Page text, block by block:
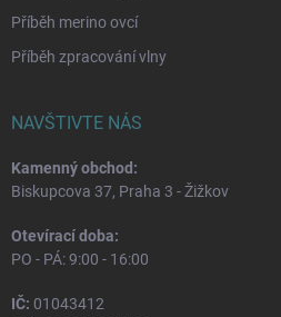
Příběh merino ovcí
Příběh zpracování vlny
NAVŠTIVTE NÁS
Kamenný obchod:
Biskupcova 37, Praha 3 - Žižkov
Otevírací doba:
PO - PÁ: 9:00 - 16:00
IČ: 01043412